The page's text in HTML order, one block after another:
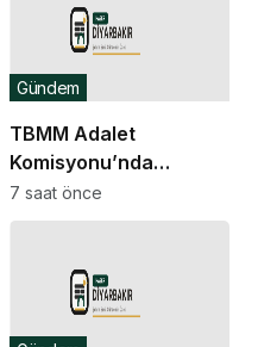
komisyon
kamuoyundan
kaçıramaz
TBMM Adalet
Komisyonu’nda
“çerçeve yasa” teklifi
görüşmelerinde salon
yaşandı
Gündem
7 saat önce